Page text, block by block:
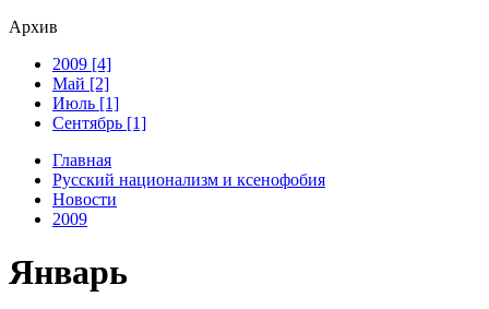
Архив
2009 [4]
Май [2]
Июль [1]
Сентябрь [1]
Главная
Русский национализм и ксенофобия
Новости
2009
Январь